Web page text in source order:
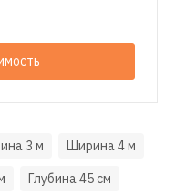
3 м
Ширина 4 м
Глубина 45 см